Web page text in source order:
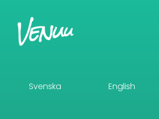
Svenska English